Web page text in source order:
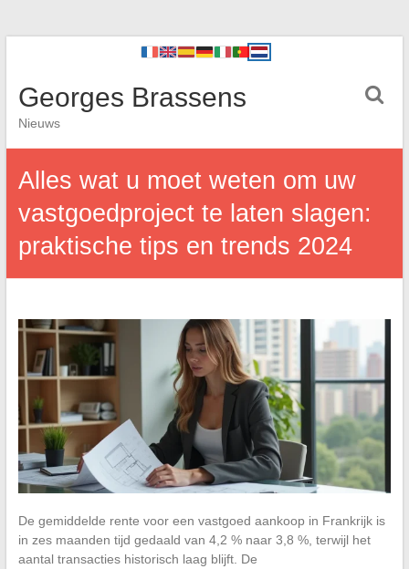
Georges Brassens
Nieuws
Alles wat u moet weten om uw
vastgoedproject te laten slagen:
praktische tips en trends 2024
De gemiddelde rente voor een vastgoed aankoop in Frankrijk is
in zes maanden tijd gedaald van 4,2 % naar 3,8 %, terwijl het
aantal transacties historisch laag blijft. De